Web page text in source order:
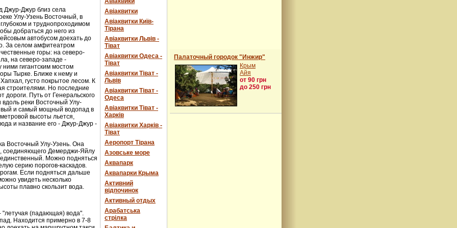
Джур-Джур близ села
Улу-Узень Восточный, в
и труднопроходимом
добраться до него из
автобусом доехать до
За селом амфитеатром
горы: на северо-
на северо-западе -
гигантским мостом
Тырке. Ближе к нему и
густо покрытое лесом. К
строителями. Но последние
дороги. Путь от Генеральского
вдоль реки Восточный Улу-
и самый мощный водопад в
высоты льется,
и название его - Джур-Джур -
Восточный Улу-Узень. Она
соединяющего Демерджи-Яйлу
Можно подняться
серию порогов-каскадов.
Если подняться дальше
увидеть несколько
плавно скользит вода.
"летучая (падающая) вода".
Находится примерно в 7-8
Авіаквитки
Авіаквитки Київ-
Тірана
Авіаквитки Львів -
Тіват
Авіаквитки Одеса -
Тіват
Авіаквитки Тіват -
Львів
Авіаквитки Тіват -
Одеса
Авіаквитки Тіват -
Харків
Авіаквитки Харків -
Тіват
Аеропорт Тірана
Азовське море
Аквапарк
Аквапарки Крыма
Активний
відпочинок
Активный отдых
Арабатська
стрілка
Палаточный городок "Инжир"
Крым
Айя
от 90 грн
до 250 грн